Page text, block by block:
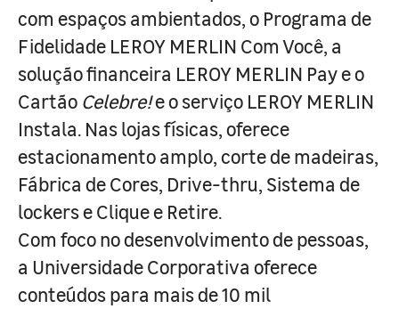
com espaços ambientados, o Programa de
Fidelidade LEROY MERLIN Com Você, a
solução financeira LEROY MERLIN Pay e o
Cartão Celebre!e o serviço LEROY MERLIN
Instala. Nas lojas físicas, oferece
estacionamento amplo, corte de madeiras,
Fábrica de Cores, Drive-thru, Sistema de
lockers e Clique e Retire.
Com foco no desenvolvimento de pessoas,
a Universidade Corporativa oferece
conteúdos para mais de 10 mil